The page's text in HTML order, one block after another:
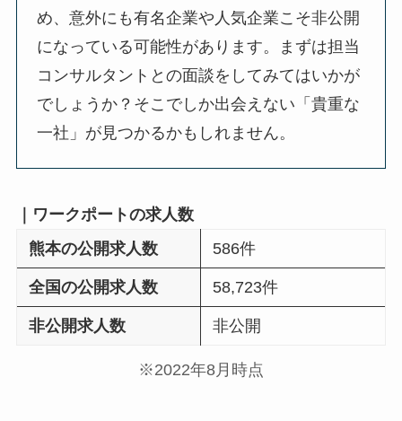
め、意外にも有名企業や人気企業こそ非公開
になっている可能性があります。まずは担当
コンサルタントとの面談をしてみてはいかが
でしょうか？そこでしか出会えない「貴重な
一社」が見つかるかもしれません。
｜ワークポートの求人数
熊本の公開求人数
586件
全国の公開求人数 58,723件
非公開求人数 非公開
※2022年8月時点